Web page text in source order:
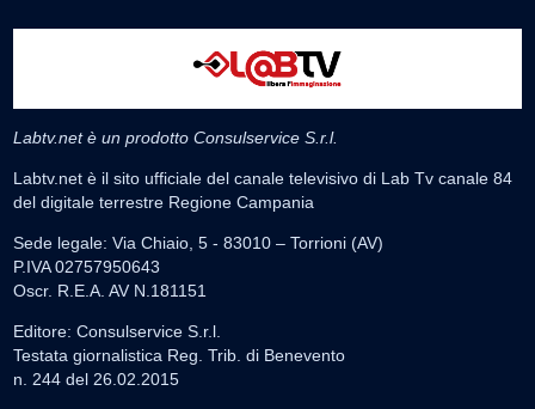
Labtv.net è un prodotto Consulservice S.r.l.
Labtv.net è il sito ufficiale del canale televisivo di Lab Tv canale 84
del digitale terrestre Regione Campania
Sede legale: Via Chiaio, 5 - 83010 – Torrioni (AV)
P.IVA 02757950643
Oscr. R.E.A. AV N.181151
Editore: Consulservice S.r.l.
Testata giornalistica Reg. Trib. di Benevento
n. 244 del 26.02.2015